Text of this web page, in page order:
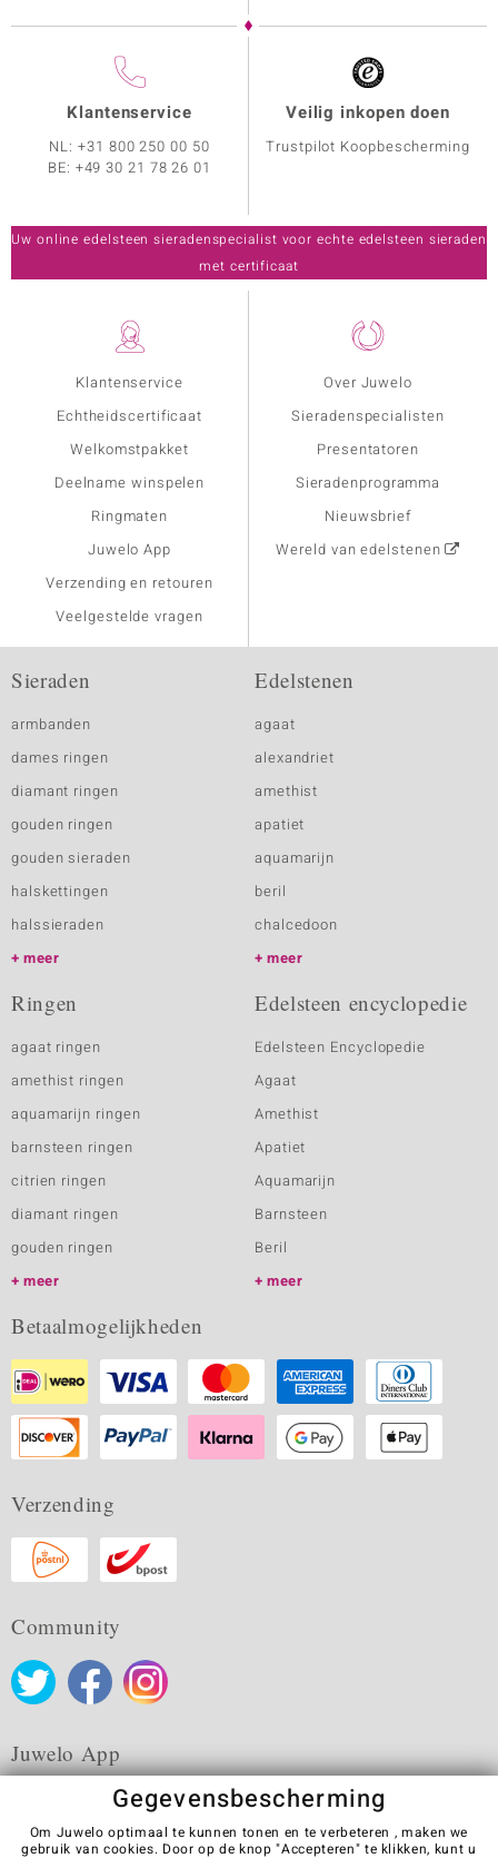
Klantenservice
Echtheidscertificaat
Welkomstpakket
Deelname winspelen
Ringmaten
Juwelo App
Verzending en retouren
Veelgestelde vragen
Over Juwelo
Sieradenspecialisten
Presentatoren
Sieradenprogramma
Nieuwsbrief
Wereld van edelstenen
Klantenservice
NL:+31 800 250 00 50
BE: +49 30 21 78 26 01
Veilig inkopen doen
Trustpilot Koopbescherming
Uw online edelsteen sieradenspecialist voor echte edelsteen sieraden
met certificaat
Sieraden
armbanden
dames ringen
diamant ringen
gouden ringen
gouden sieraden
halskettingen
halssieraden
meer
Edelstenen
agaat
alexandriet
amethist
apatiet
aquamarijn
beril
chalcedoon
meer
Ringen
agaat ringen
amethist ringen
aquamarijn ringen
barnsteen ringen
citrien ringen
diamant ringen
gouden ringen
meer
Edelsteen encyclopedie
Edelsteen Encyclopedie
Agaat
Amethist
Apatiet
Aquamarijn
Barnsteen
Beril
meer
Betaalmogelijkheden
Verzending
Community
Juwelo App
Gegevensbescherming
Om Juwelo optimaal te kunnen tonen en te verbeteren , maken we
gebruik van cookies. Door op de knop "Accepteren" te klikken, kunt u